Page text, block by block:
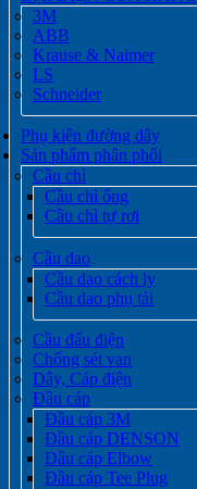
3M
ABB
Krause & Naimer
LS
Schneider
Phụ kiện đường dây
Sản phẩm phân phối
Cầu chì
Cầu chì ống
Cầu chì tự rơi
Cầu dao
Cầu dao cách ly
Cầu dao phụ tải
Cầu đấu điện
Chống sét van
Dây, Cáp điện
Đầu cáp
Đầu cáp 3M
Đầu cáp DENSON
Đầu cáp Elbow
Đầu cáp Tee Plug